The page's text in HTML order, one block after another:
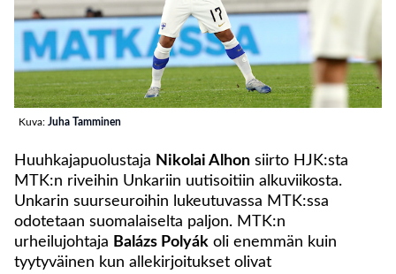
Kuva: Juha Tamminen
Huuhkajapuolustaja Nikolai Alhon siirto HJK:sta
MTK:n riveihin Unkariin uutisoitiin alkuviikosta.
Unkarin suurseuroihin lukeutuvassa MTK:ssa
odotetaan suomalaiselta paljon. MTK:n
urheilujohtaja Balázs Polyák oli enemmän kuin
tyytyväinen kun allekirjoitukset olivat